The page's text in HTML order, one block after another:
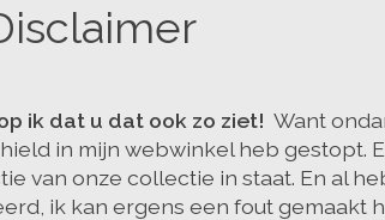
ik dat u dat ook zo ziet! Want
in mijn webwinkel heb gestopt.
van onze collectie in staat. En al
ik kan ergens een fout gemaakt